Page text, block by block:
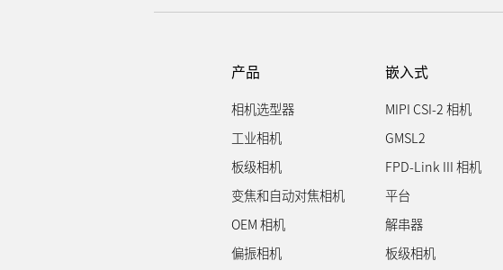
产品
相机选型器
工业相机
板级相机
变焦和自动对焦相机
OEM 相机
偏振相机
嵌入式
MIPI CSI-2 相机
GMSL2
FPD-Link III 相机
平台
解串器
板级相机